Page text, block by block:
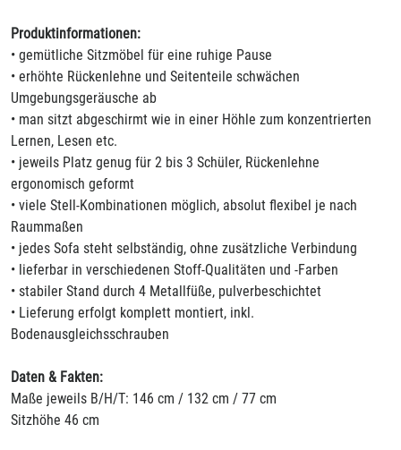
Produktinformationen:
• gemütliche Sitzmöbel für eine ruhige Pause
• erhöhte Rückenlehne und Seitenteile schwächen
Umgebungsgeräusche ab
• man sitzt abgeschirmt wie in einer Höhle zum konzentrierten
Lernen, Lesen etc.
• jeweils Platz genug für 2 bis 3 Schüler, Rückenlehne
ergonomisch geformt
• viele Stell-Kombinationen möglich, absolut flexibel je nach
Raummaßen
• jedes Sofa steht selbständig, ohne zusätzliche Verbindung
• lieferbar in verschiedenen Stoff-Qualitäten und -Farben
• stabiler Stand durch 4 Metallfüße, pulverbeschichtet
• Lieferung erfolgt komplett montiert, inkl.
Bodenausgleichsschrauben
Daten & Fakten:
Maße jeweils B/H/T: 146 cm / 132 cm / 77 cm
Sitzhöhe 46 cm